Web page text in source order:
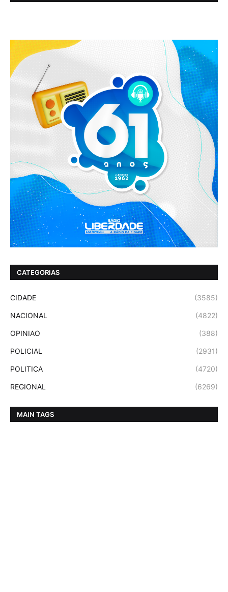
CATEGORIAS
CIDADE (3585)
NACIONAL (4822)
OPINIAO (388)
POLICIAL (2931)
POLITICA (4720)
REGIONAL (6269)
MAIN TAGS